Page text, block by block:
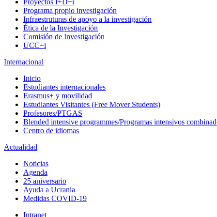
Proyectos I+D+i
Programa propio investigación
Infraestruturas de apoyo a la investigación
Ética de la Investigación
Comisión de Investigación
UCC+i
Internacional
Inicio
Estudiantes internacionales
Erasmus+ y movilidad
Estudiantes Visitantes (Free Mover Students)
Profesores/PTGAS
Blended intensive programmes/Programas intensivos
Centro de idiomas
Actualidad
Noticias
Agenda
25 aniversario
Ayuda a Ucrania
Medidas COVID-19
Intranet